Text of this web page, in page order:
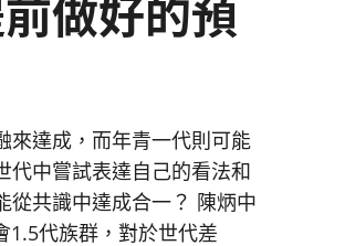
來達成，而年青一代則可能
代中嘗試表達自己的看法和
從共識中達成合一？ 陳炳中
1.5代族群，對於世代差